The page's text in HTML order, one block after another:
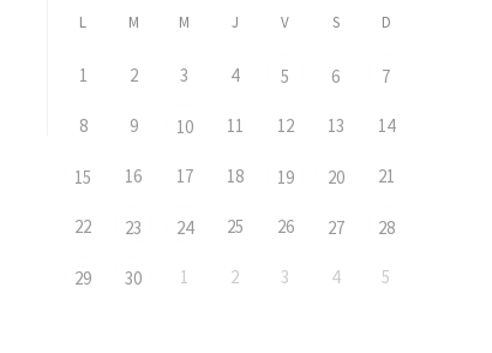
L M M J V S D
1 2 3 4 5 6 7
8 9 10 11 12 13 14
15 16 17 18 19 20 21
22 23 24 25 26 27 28
29 30 1 2 3 4 5